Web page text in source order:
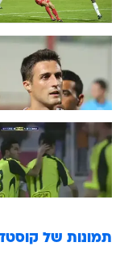
תמונות של